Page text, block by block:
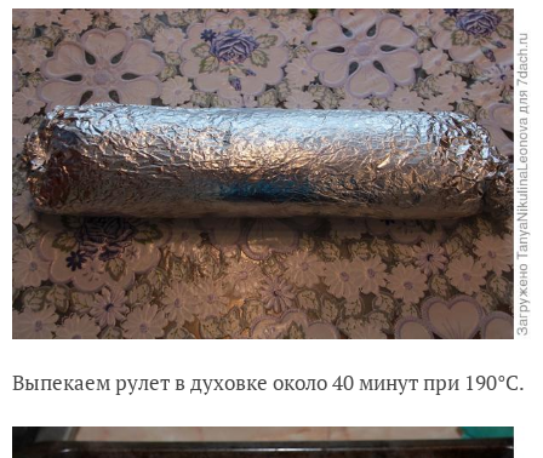
Выпекаем рулет в духовке около 40 минут при 190°С.